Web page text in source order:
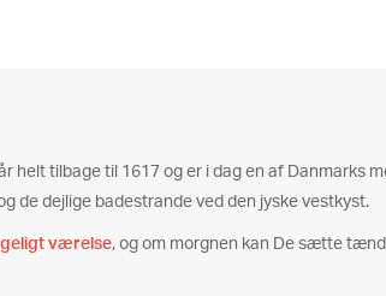
helt tilbage til 1617 og er i dag en af Danmarks
de dejlige badestrande ved den jyske vestkyst.
værelse, og om morgnen kan De sætte